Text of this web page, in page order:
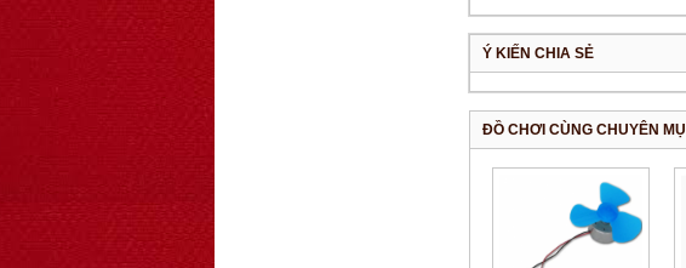
Ý KIẾN CHIA SẺ
ĐỒ CHƠI CÙNG CHUYÊN